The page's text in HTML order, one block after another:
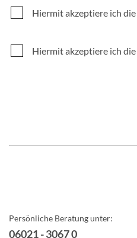
Hiermit akzeptiere ich die
Hiermit akzeptiere ich die
Persönliche Beratung unter:
06021 - 3067 0